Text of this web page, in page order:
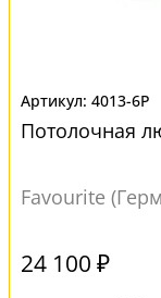
4013-6P
Потолочная
Favourite
24 100 ₽